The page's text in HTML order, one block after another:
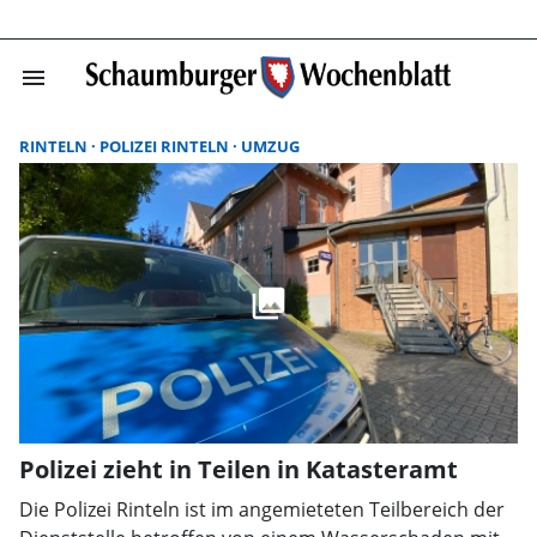
menu
RINTELN POLIZEI RINTELN UMZUG
Polizei zieht in Teilen in Katasteramt
Die Polizei Rinteln ist im angemieteten Teilbereich der